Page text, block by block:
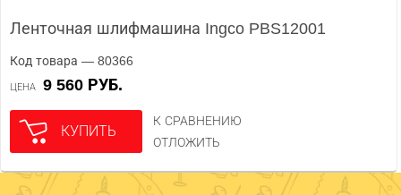
Ленточная шлифмашина Ingco PBS12001
Код товара — 80366
ЦЕНА 9 560 РУБ.
КУПИТЬ
К СРАВНЕНИЮ
ОТЛОЖИТЬ